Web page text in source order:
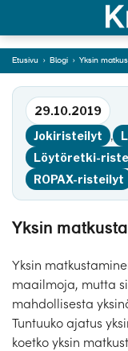
Kohteet
Matkatyypit
Matkakalenteri
Etusivu › Blogi › Yksin
29.10.2019
Jokiristeilyt
,
Löytöretki-
ROPAX-risteilyt
Yksin
Yksin
maailmoja, mutta
mahdollisesta
Tuntuuko ajatus
koetko yksin